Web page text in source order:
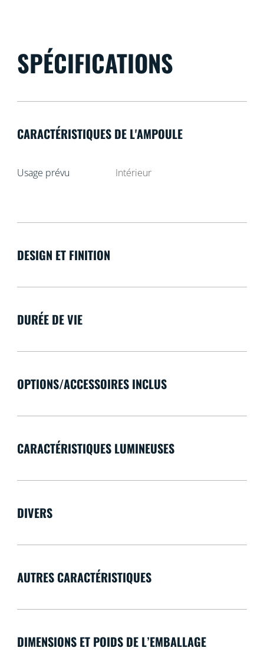
SPÉCIFICATIONS
CARACTÉRISTIQUES DE L'AMPOULE
Usage prévu Intérieur
DESIGN ET FINITION
DURÉE DE VIE
OPTIONS/ACCESSOIRES INCLUS
CARACTÉRISTIQUES LUMINEUSES
DIVERS
AUTRES CARACTÉRISTIQUES
DIMENSIONS ET POIDS DE L’EMBALLAGE